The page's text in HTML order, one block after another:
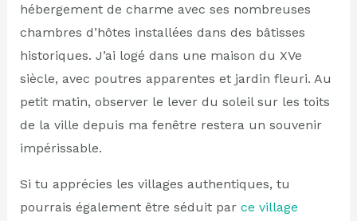
hébergement de charme avec ses nombreuses
chambres d’hôtes installées dans des bâtisses
historiques. J’ai logé dans une maison du XVe
siècle, avec poutres apparentes et jardin fleuri. Au
petit matin, observer le lever du soleil sur les toits
de la ville depuis ma fenêtre restera un souvenir
impérissable.
Si tu apprécies les villages authentiques, tu
pourrais également être séduit par ce village